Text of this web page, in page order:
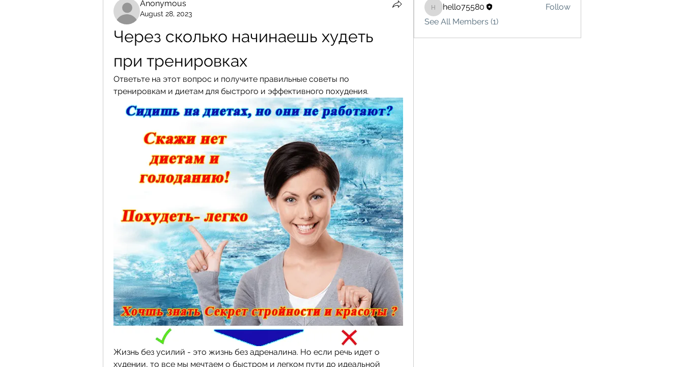
Anonymous
August 28, 2023
Через сколько начинаешь худеть
при тренировках
Ответьте на этот вопрос и получите правильные советы по
тренировкам и диетам для быстрого и эффективного похудения.
Жизнь без усилий - это жизнь без адреналина. Но если речь идет о
худении, то все мы мечтаем о быстром и легком пути до идеальной
hello75580
hello75580
Follow
See All Members (1)